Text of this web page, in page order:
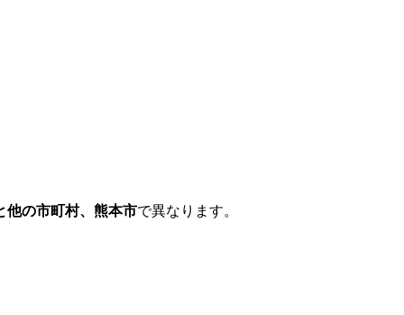
他の市町村、熊本市で異なります。